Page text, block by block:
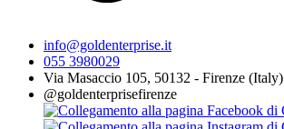
info@goldenterprise.it
055 3980029
Via Masaccio 105, 50132 - Firenze (Italy)
@goldenterprisefirenze